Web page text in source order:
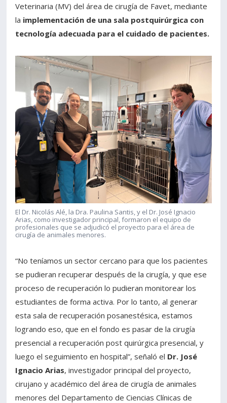
Veterinaria (MV) del área de cirugía de Favet, mediante
la implementación de una sala postquirúrgica con
tecnología adecuada para el cuidado de pacientes.
El Dr. Nicolás Alé, la Dra. Paulina Santis, y el Dr. José Ignacio
Arias, como investigador principal, formaron el equipo de
profesionales que se adjudicó el proyecto para el área de
cirugía de animales menores.
“No teníamos un sector cercano para que los pacientes
se pudieran recuperar después de la cirugía, y que ese
proceso de recuperación lo pudieran monitorear los
estudiantes de forma activa. Por lo tanto, al generar
esta sala de recuperación posanestésica, estamos
logrando eso, que en el fondo es pasar de la cirugía
presencial a recuperación post quirúrgica presencial, y
luego el seguimiento en hospital”, señaló el Dr. José
Ignacio Arias, investigador principal del proyecto,
cirujano y académico del área de cirugía de animales
menores del Departamento de Ciencias Clínicas de